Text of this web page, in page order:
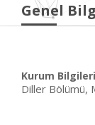
Genel
Kurum
Diller Bölümü,